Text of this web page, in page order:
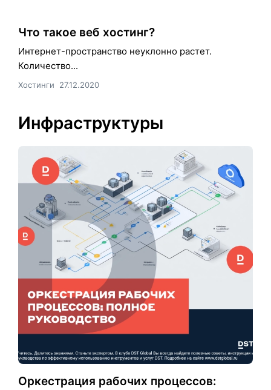
Что такое веб хостинг?
Интернет-пространство неуклонно растет.
Количество...
Хостинги 27.12.2020
Инфраструктуры
Оркестрация рабочих процессов: